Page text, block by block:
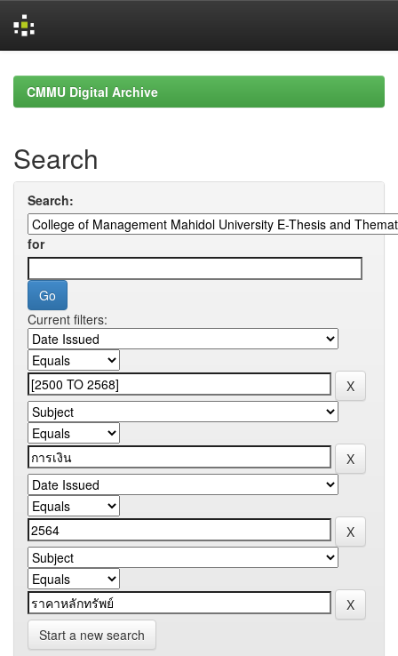
navigationCMMU Digital Archive
Search
Search:
for
Current filters:
Start a new search